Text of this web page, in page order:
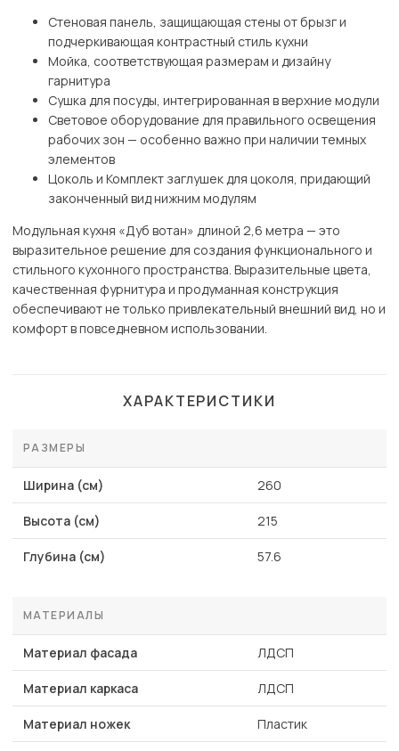
Стеновая панель, защищающая стены от брызг и
подчеркивающая контрастный стиль кухни
Мойка, соответствующая размерам и дизайну
гарнитура
Сушка для посуды, интегрированная в верхние модули
Световое оборудование для правильного освещения
рабочих зон — особенно важно при наличии темных
элементов
Цоколь и Комплект заглушек для цоколя, придающий
законченный вид нижним модулям
Модульная кухня «Дуб вотан» длиной 2,6 метра — это
выразительное решение для создания функционального и
стильного кухонного пространства. Выразительные цвета,
качественная фурнитура и продуманная конструкция
обеспечивают не только привлекательный внешний вид, но и
комфорт в повседневном использовании.
ХАРАКТЕРИСТИКИ
РАЗМЕРЫ
Ширина (см) 260
Высота (см) 215
Глубина (см) 57.6
МАТЕРИАЛЫ
Материал фасада ЛДСП
Материал каркаса ЛДСП
Материал ножек Пластик